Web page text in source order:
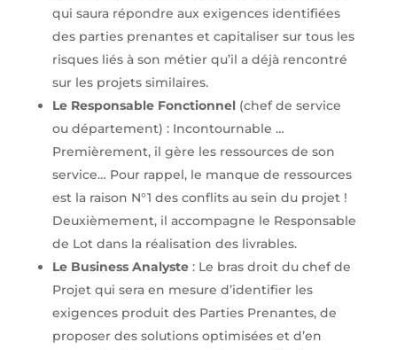
qui saura répondre aux exigences identifiées
des parties prenantes et capitaliser sur tous les
risques liés à son métier qu’il a déjà rencontré
sur les projets similaires.
Le Responsable Fonctionnel(chef de service
ou département) : Incontournable …
Premièrement, il gère les ressources de son
service… Pour rappel, le manque de ressources
est la raison N°1 des conflits au sein du projet !
Deuxièmement, il accompagne le Responsable
de Lot dans la réalisation des livrables.
Le Business Analyste: Le bras droit du chef de
Projet qui sera en mesure d’identifier les
exigences produit des Parties Prenantes, de
proposer des solutions optimisées et d’en